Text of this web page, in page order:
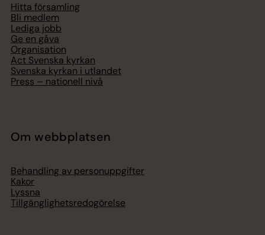
Hitta församling
Bli medlem
Lediga jobb
Ge en gåva
Organisation
Act Svenska kyrkan
Svenska kyrkan i utlandet
Press – nationell nivå
Om webbplatsen
Behandling av personuppgifter
Kakor
Lyssna
Tillgänglighetsredogörelse